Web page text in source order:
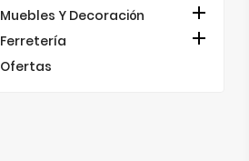
Muebles Y Decoración 
Ferretería 
Ofertas